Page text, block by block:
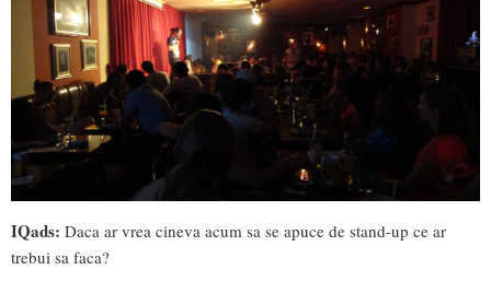
IQads: Daca ar vrea cineva acum sa se apuce de stand-up ce ar
trebui sa faca?